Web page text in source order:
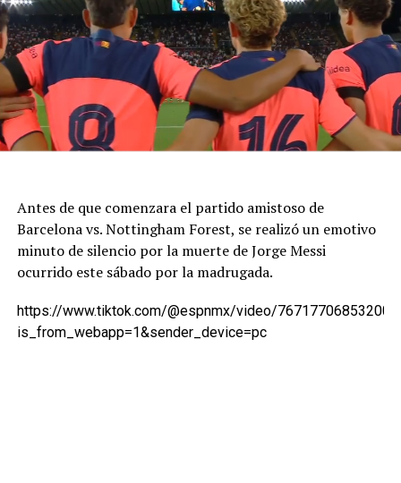
Antes de que comenzara el partido amistoso de
Barcelona vs. Nottingham Forest, se realizó un emotivo
minuto de silencio por la muerte de Jorge Messi
ocurrido este sábado por la madrugada.
https://www.tiktok.com/@espnmx/video/
is_from_webapp=1&sender_device=pc